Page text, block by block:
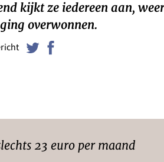
kijkt ze iedereen aan,
overwonnen.
23 euro per maand